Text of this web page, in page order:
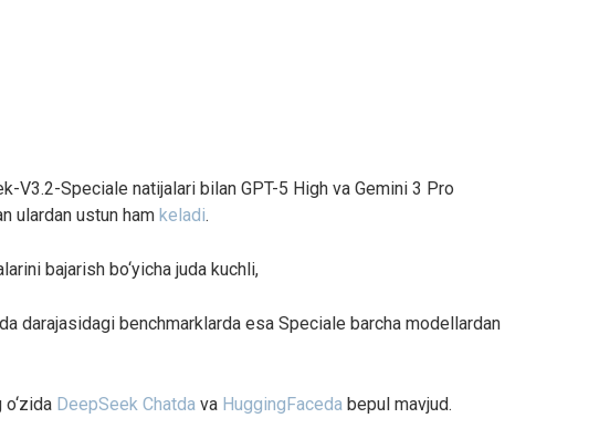
V3.2-Speciale natijalari bilan GPT-5 High va Gemini 3 Pro
ulardan ustun ham keladi.
bajarish bo‘yicha juda kuchli,
darajasidagi benchmarklarda esa Speciale barcha modellardan
DeepSeek Chatda va HuggingFaceda bepul mavjud.